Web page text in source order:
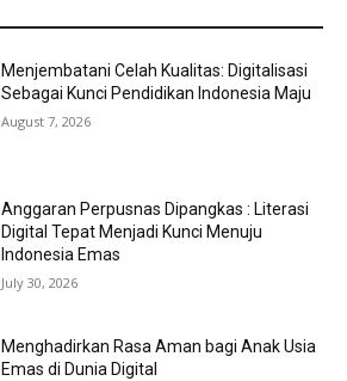
Menjembatani Celah Kualitas: Digitalisasi
Sebagai Kunci Pendidikan Indonesia Maju
August 7, 2026
Anggaran Perpusnas Dipangkas : Literasi
Digital Tepat Menjadi Kunci Menuju
Indonesia Emas
July 30, 2026
Menghadirkan Rasa Aman bagi Anak Usia
Emas di Dunia Digital